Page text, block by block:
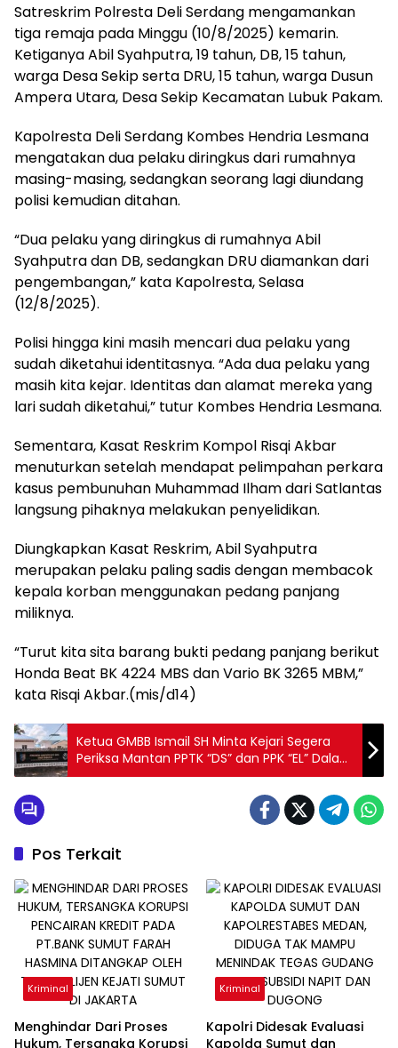
Satreskrim Polresta Deli Serdang mengamankan
tiga remaja pada Minggu (10/8/2025) kemarin.
Ketiganya Abil Syahputra, 19 tahun, DB, 15 tahun,
warga Desa Sekip serta DRU, 15 tahun, warga Dusun
Ampera Utara, Desa Sekip Kecamatan Lubuk Pakam.
Kapolresta Deli Serdang Kombes Hendria Lesmana
mengatakan dua pelaku diringkus dari rumahnya
masing-masing, sedangkan seorang lagi diundang
polisi kemudian ditahan.
“Dua pelaku yang diringkus di rumahnya Abil
Syahputra dan DB, sedangkan DRU diamankan dari
pengembangan,” kata Kapolresta, Selasa
(12/8/2025).
Polisi hingga kini masih mencari dua pelaku yang
sudah diketahui identitasnya. “Ada dua pelaku yang
masih kita kejar. Identitas dan alamat mereka yang
lari sudah diketahui,” tutur Kombes Hendria Lesmana.
Sementara, Kasat Reskrim Kompol Risqi Akbar
menuturkan setelah mendapat pelimpahan perkara
kasus pembunuhan Muhammad Ilham dari Satlantas
langsung pihaknya melakukan penyelidikan.
Diungkapkan Kasat Reskrim, Abil Syahputra
merupakan pelaku paling sadis dengan membacok
kepala korban menggunakan pedang panjang
miliknya.
“Turut kita sita barang bukti pedang panjang berikut
Honda Beat BK 4224 MBS dan Vario BK 3265 MBM,”
kata Risqi Akbar.(mis/d14)
Ketua GMBB Ismail SH Minta Kejari Segera
Periksa Mantan PPTK “DS” dan PPK “EL” Dalam
Kasus Korupsi BTT Tersangka Eks Kadis
Pos Terkait
Kriminal
Menghindar Dari Proses
Hukum, Tersangka Korupsi
Kriminal
Kapolri Didesak Evaluasi
Kapolda Sumut dan